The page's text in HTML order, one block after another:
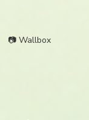
📷 Wallbox